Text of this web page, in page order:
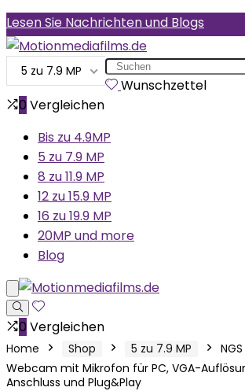
Lesen Sie Nachrichten und Blogs
Search
for:
5 zu 7.9 MP
Wunschzettel
0 Vergleichen
Bis zu 4.9MP
5 zu 7.9 MP
8 zu 11.9 MP
12 zu 15.9 MP
16 zu 19.9 MP
20MP und more
Blog
0 Vergleichen
Home Shop 5 zu 7.9 MP
Webcam mit Mikrofon für PC, VGA-
Anschluss und Plug&Play